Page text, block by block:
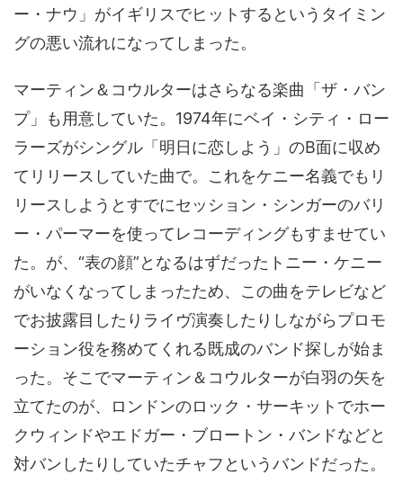
ー・ナウ」がイギリスでヒットするというタイミン
グの悪い流れになってしまった。
マーティン＆コウルターはさらなる楽曲「ザ・バン
プ」も用意していた。1974年にベイ・シティ・ロー
ラーズがシングル「明日に恋しよう」のB面に収め
てリリースしていた曲で。これをケニー名義でもリ
リースしようとすでにセッション・シンガーのバリ
ー・パーマーを使ってレコーディングもすませてい
た。が、“表の顔”となるはずだったトニー・ケニー
がいなくなってしまったため、この曲をテレビなど
でお披露目したりライヴ演奏したりしながらプロモ
ーション役を務めてくれる既成のバンド探しが始ま
った。そこでマーティン＆コウルターが白羽の矢を
立てたのが、ロンドンのロック・サーキットでホー
クウィンドやエドガー・ブロートン・バンドなどと
対バンしたりしていたチャフというバンドだった。